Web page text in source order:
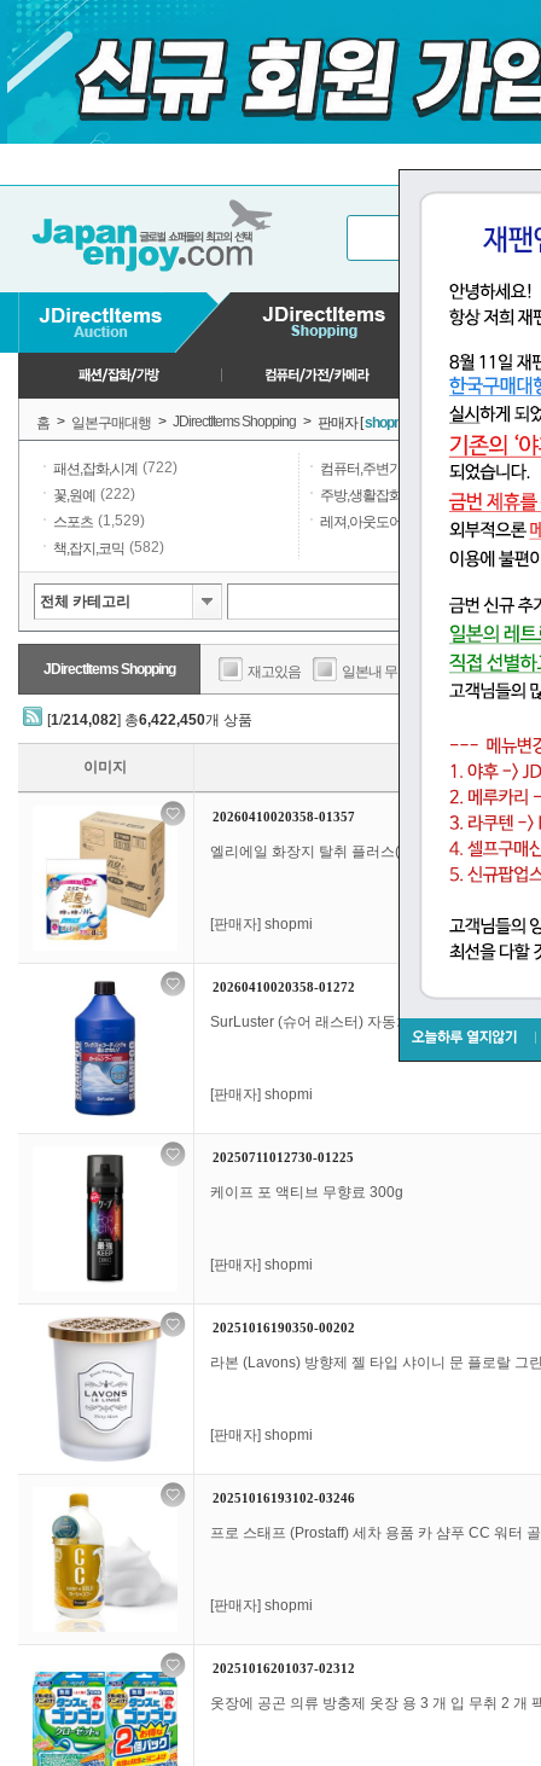
홈 > 일본구매대행 > JDirectItems Shopping > 판매자 [shopmi ] 판매상품
패션,잡화,시계 (722) 컴퓨터,주변기기
(1,027)
꽃,원예 (222) 주방,생활잡화,일용품
(19,685)
스포츠 (1,529) 레져,아웃도어
(10,302)
책,잡지,코믹 (582)
JDirectItems Shopping 재고있음 일본내 무료배송 판매가
[1/214,082] 총6,422,450개 상품
이미지
20260410020358-01357
엘리에일 화장지 탈취 플러스(+) 1.5배 감기
[판매자] shopmi
20260410020358-01272
SurLuster (슈어 래스터) 자동차 샴푸 1000 세차 중
[판매자] shopmi
20250711012730-01225
케이프 포 액티브 무향료 300g
[판매자] shopmi
20251016190350-00202
라본 (Lavons) 방향제 젤 타입 샤이니 문 플로랄 그
[판매자] shopmi
20251016193102-03246
프로 스태프 (Prostaff) 세차 용품 카 샴푸 CC 워터
[판매자] shopmi
20251016201037-02312
옷장에 공곤 의류 방충제 옷장 용 3 개 입 무취 2 개